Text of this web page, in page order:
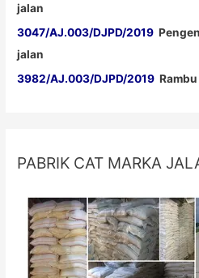
jalan
3047/AJ.003/DJPD/2019
jalan
3982/AJ.003/DJPD/2019
PABRIK CAT MARKA